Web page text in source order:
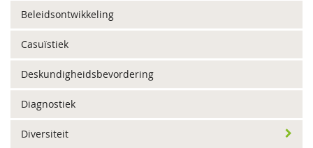
Beleidsontwikkeling
Casuïstiek
Deskundigheidsbevordering
Diagnostiek
Diversiteit